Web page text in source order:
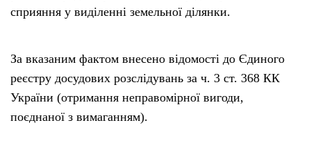
сприяння у виділенні земельної ділянки.
За вказаним фактом внесено відомості до Єдиного
реєстру досудових розслідувань за ч. 3 ст. 368 КК
України (отримання неправомірної вигоди,
поєднаної з вимаганням).